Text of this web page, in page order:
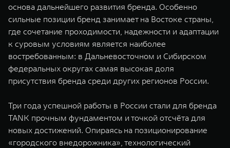
основа дальнейшего развития бренда. Особенно
сильные позиции бренд занимает на Востоке страны,
где сочетание проходимости, надежности и адаптации
к суровым условиям является наиболее
востребованным: в Дальневосточном и Сибирском
федеральных округах самая высокая доля
присутствия бренда среди других регионов России.
Три года успешной работы в России стали для бренда
TANK прочным фундаментом и точкой отсчёта для
новых достижений. Опираясь на позиционирование
«городского внедорожника», технологический